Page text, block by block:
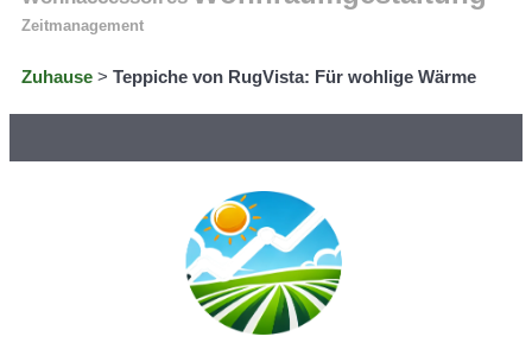
Zeitmanagement
Zuhause > Teppiche von RugVista: Für wohlige Wärme